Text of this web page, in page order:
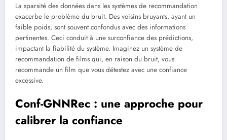
La sparsité des données dans les systèmes de recommandation
exacerbe le problème du bruit. Des voisins bruyants, ayant un
faible poids, sont souvent confondus avec des informations
pertinentes. Ceci conduit à une surconfiance des prédictions,
impactant la fiabilité du système. Imaginez un système de
recommandation de films qui, en raison du bruit, vous
recommande un film que vous détestez avec une confiance
excessive.
Conf-GNNRec : une approche pour
calibrer la confiance